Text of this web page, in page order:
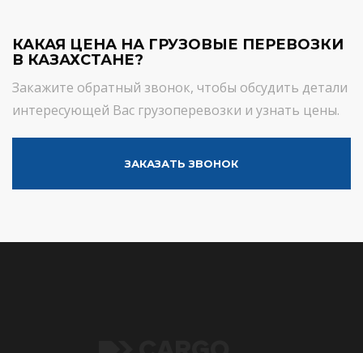
КАКАЯ ЦЕНА НА ГРУЗОВЫЕ ПЕРЕВОЗКИ
В КАЗАХСТАНЕ?
Закажите обратный звонок, чтобы обсудить детали
интересующей Вас грузоперевозки и узнать цены.
ЗАКАЗАТЬ ЗВОНОК